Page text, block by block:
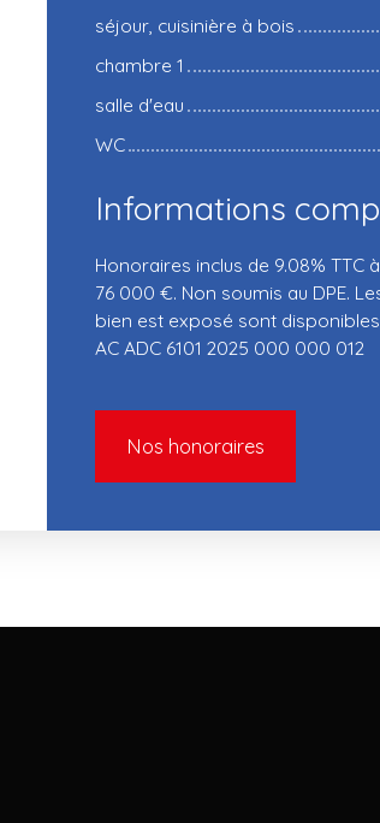
séjour, cuisinière à bois
chambre 1
salle d'eau
WC
Informations
Honoraires inclus de 9.08% TTC
76 000 €. Non soumis au DPE.
bien est exposé sont
AC ADC 6101 2025 000 000 012
Nos honoraires